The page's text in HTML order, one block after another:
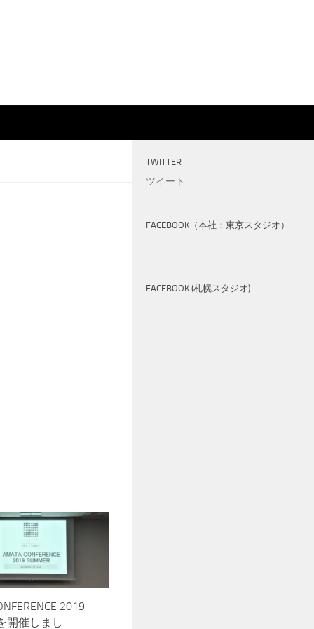
2019
開催しまし
TWITTER
ツイート
FACEBOOK（本社：東京スタジオ）
FACEBOOK (札幌スタジオ)